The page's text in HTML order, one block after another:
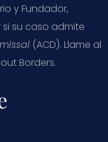
y Fundador,
su caso admite
(ACD). Llame al
Borders.